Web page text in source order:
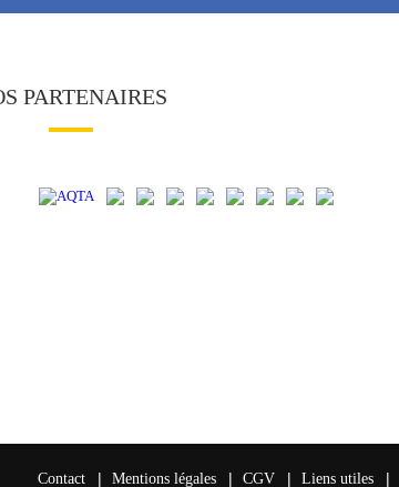
PARTENAIRES
Contact | Mentions légales | CGV | Liens utiles |